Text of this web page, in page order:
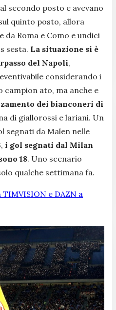
secondo posto e avevano
quinto posto, allora
Roma e Como e undici
sesta. La situazione si è
del Napoli,
considerando i
ato, ma anche e
dei bianconeri di
di giallorossi e lariani. Un
segnati da Malen nelle
i gol segnati dal Milan
18. Uno scenario
qualche settimana fa.
e DAZN a